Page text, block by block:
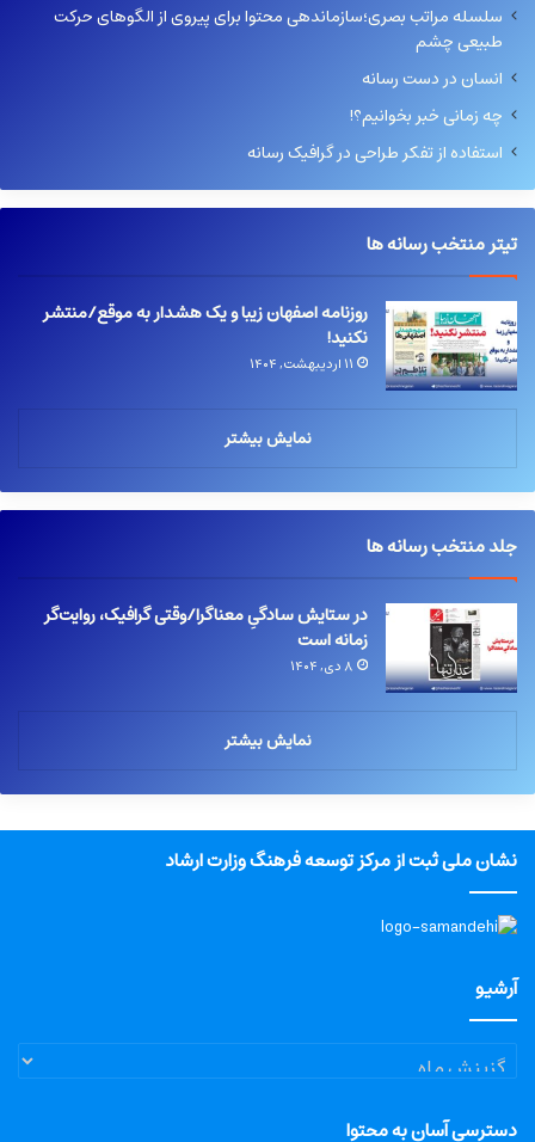
سلسله مراتب بصری؛سازماندهی محتوا برای پیروی از الگوهای حرکت
طبیعی چشم
انسان در دست رسانه
چه زمانی خبر بخوانیم؟!
استفاده از تفکر طراحی در گرافیک رسانه
تیتر منتخب رسانه ها
روزنامه اصفهان زیبا و یک هشدار به موقع/منتشر
نکنید!
۱۱ اردیبهشت, ۱۴۰۴
نمایش بیشتر
جلد منتخب رسانه ها
در ستایش سادگیِ معناگرا/وقتی گرافیک، روایت‌گر
زمانه است
۸ دی, ۱۴۰۴
نمایش بیشتر
نشان ملی ثبت از مرکز توسعه فرهنگ وزارت ارشاد
آرشیو
آرشیو
دسترسی آسان به محتوا